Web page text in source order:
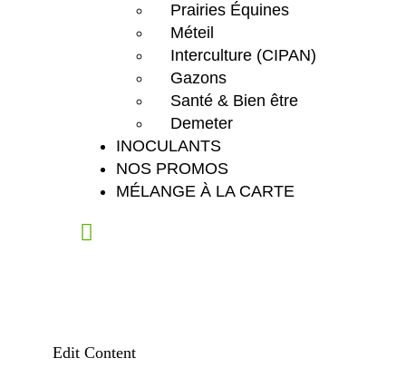
Prairies Équines
Méteil
Interculture (CIPAN)
Gazons
Santé & Bien être
Demeter
INOCULANTS
NOS PROMOS
MÉLANGE À LA CARTE
Edit Content